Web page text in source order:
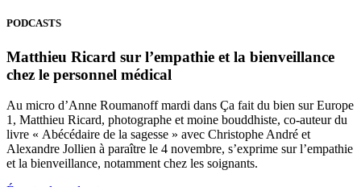
PODCASTS
Matthieu Ricard sur l’empathie et la bienveillance
chez le personnel médical
Au micro d’Anne Roumanoff mardi dans Ça fait du bien sur Europe
1, Matthieu Ricard, photographe et moine bouddhiste, co-auteur du
livre « Abécédaire de la sagesse » avec Christophe André et
Alexandre Jollien à paraître le 4 novembre, s’exprime sur l’empathie
et la bienveillance, notamment chez les soignants.